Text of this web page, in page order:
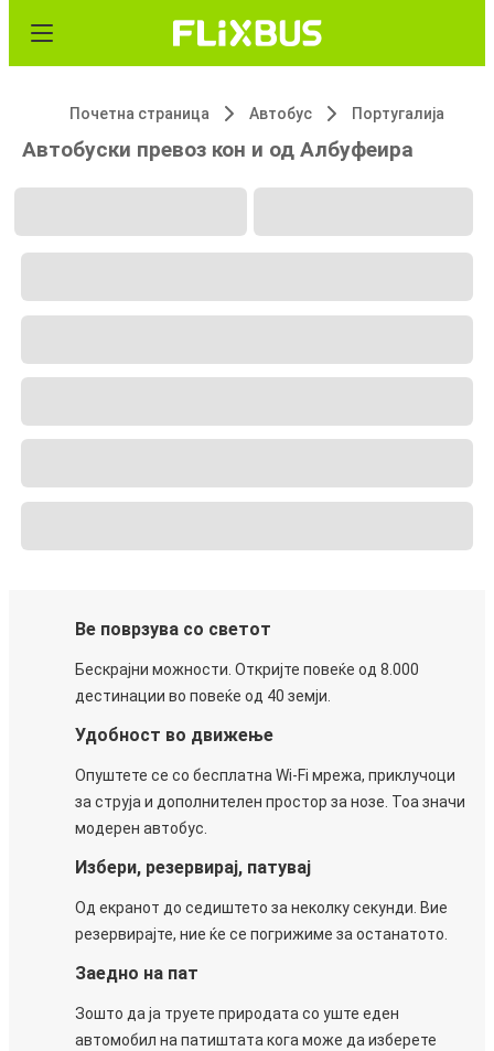
Почетна страница Автобус Португалија
Автобуски превоз кон и од Албуфеира
Ве поврзува со светот
Бескрајни можности. Откријте повеќе од 8.000
дестинации во повеќе од 40 земји.
Удобност во движење
Опуштете се со бесплатна Wi-Fi мрежа, приклучоци
за струја и дополнителен простор за нозе. Тоа значи
модерен автобус.
Избери, резервирај, патувај
Од екранот до седиштето за неколку секунди. Вие
резервирајте, ние ќе се погрижиме за останатото.
Заедно на пат
Зошто да ја труете природата со уште еден
автомобил на патиштата кога може да изберете